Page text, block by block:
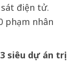
điện tử.
phạm nhân
siêu dự án trị